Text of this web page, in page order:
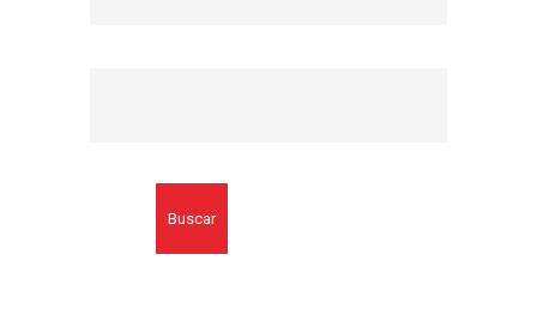
Buscar